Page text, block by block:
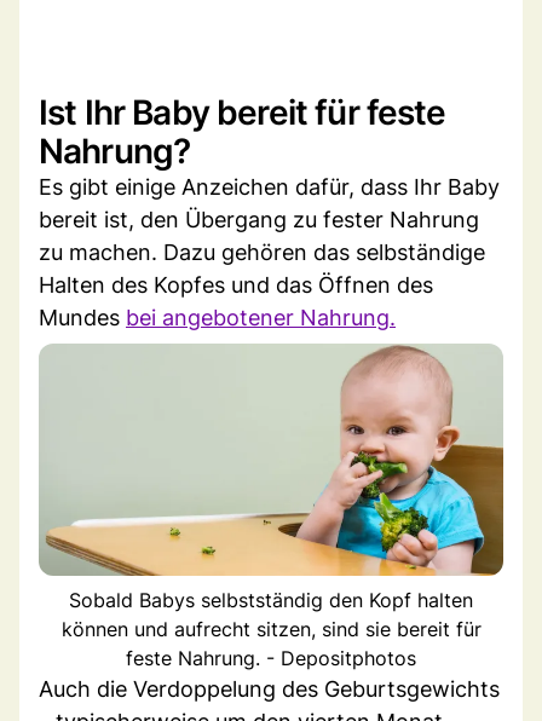
Ist Ihr Baby bereit für feste
Nahrung?
Es gibt einige Anzeichen dafür, dass Ihr Baby
bereit ist, den Übergang zu fester Nahrung
zu machen. Dazu gehören das selbständige
Halten des Kopfes und das Öffnen des
Mundes bei angebotener Nahrung.
Sobald Babys selbstständig den Kopf halten
können und aufrecht sitzen, sind sie bereit für
feste Nahrung. - Depositphotos
Auch die Verdoppelung des Geburtsgewichts